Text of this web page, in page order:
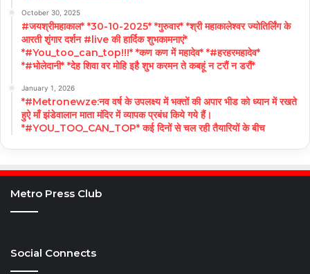
October 30, 2025
#जयश्रीमहाकाल* *30-10-2025* *गुरुवार* *श्री महाकालेश्वर ज्योतिर्लिंग के
आरती शृंगार दर्शन #live की हार्दिक शुभकामनाएं*
*#You_too_can_top!!!* *कण कण में महादेव* *#हरहरमहादेव*
*#भोलेदानी* *देह शिवा वर मोहि इहै शुभ करमन ते कबहूं न टरौं न डरौं*
January 1, 2026
*#Metronewze:नव वर्ष के उपलक्ष्य में भक्तों की अपार भीड को ध्यान में रखते
हुऐ माँ झंडेवालान माता मंदिर में व्यापक प्रबंध किये गये हैं।
*#YOU_TOO_CAN_TOP* कई दिनों से चल रही तैयारियों के बीच
Metro Press Club
Social Connects